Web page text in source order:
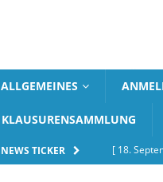
ALLGEMEINES
KLAUSURENSAMMLUNG
NEWS TICKER [ 18.